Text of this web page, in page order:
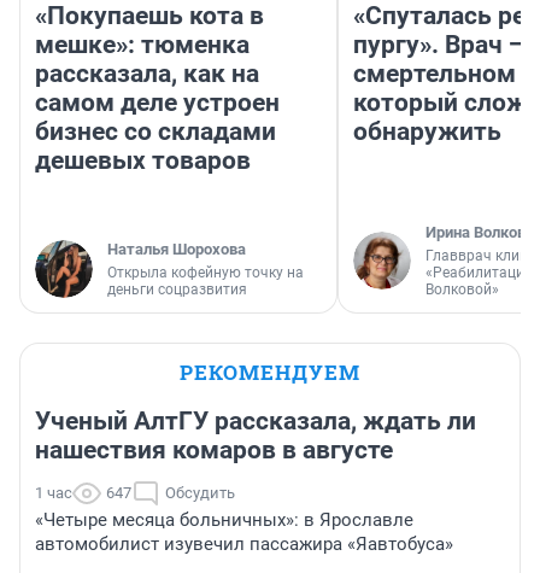
«Покупаешь кота в
мешке»: тюменка
рассказала, как на
самом деле устроен
бизнес со складами
дешевых товаров
Наталья Шорохова
Открыла кофейную точку на
деньги соцразвития
«Спуталась
пургу». Врач —
смертельном
который
обнаружить
Ирина Волкова
Главврач
«Реабилитация
Волковой»
РЕКОМЕНДУЕМ
Ученый АлтГУ рассказала, ждать ли
нашествия комаров в августе
1 час 647 Обсудить
«Четыре месяца больничных»: в Ярославле
автомобилист изувечил пассажира «Яавтобуса»